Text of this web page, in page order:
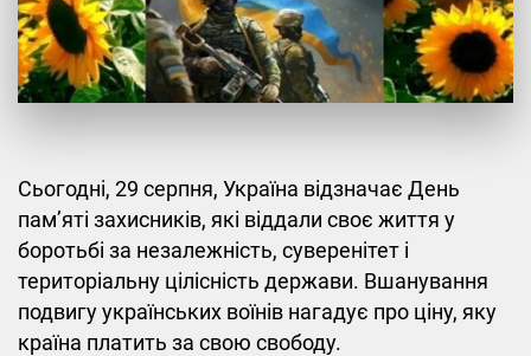
Сьогодні, 29 серпня, Україна відзначає День
пам’яті захисників, які віддали своє життя у
боротьбі за незалежність, суверенітет і
територіальну цілісність держави. Вшанування
подвигу українських воїнів нагадує про ціну, яку
країна платить за свою свободу.